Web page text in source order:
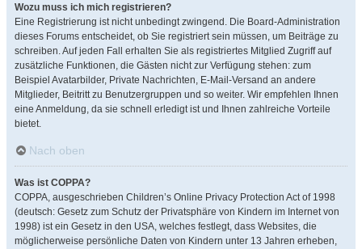
Wozu muss ich mich registrieren?
Eine Registrierung ist nicht unbedingt zwingend. Die Board-Administration
dieses Forums entscheidet, ob Sie registriert sein müssen, um Beiträge zu
schreiben. Auf jeden Fall erhalten Sie als registriertes Mitglied Zugriff auf
zusätzliche Funktionen, die Gästen nicht zur Verfügung stehen: zum
Beispiel Avatarbilder, Private Nachrichten, E-Mail-Versand an andere
Mitglieder, Beitritt zu Benutzergruppen und so weiter. Wir empfehlen Ihnen
eine Anmeldung, da sie schnell erledigt ist und Ihnen zahlreiche Vorteile
bietet.
Nach oben
Was ist COPPA?
COPPA, ausgeschrieben Children’s Online Privacy Protection Act of 1998
(deutsch: Gesetz zum Schutz der Privatsphäre von Kindern im Internet von
1998) ist ein Gesetz in den USA, welches festlegt, dass Websites, die
möglicherweise persönliche Daten von Kindern unter 13 Jahren erheben,